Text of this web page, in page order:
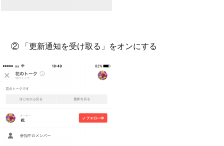
② 「更新通知を受け取る」をオンにする